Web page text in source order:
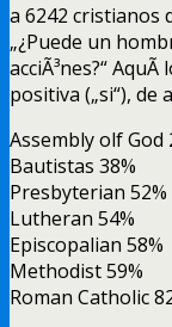
a 6242 cristianos
„¿Puede un
acciÃ³nes?“
positiva („si“), de
Assembly olf God
Bautistas 38%
Presbyterian 52%
Lutheran 54%
Episcopalian 58%
Methodist 59%
Roman Catholic